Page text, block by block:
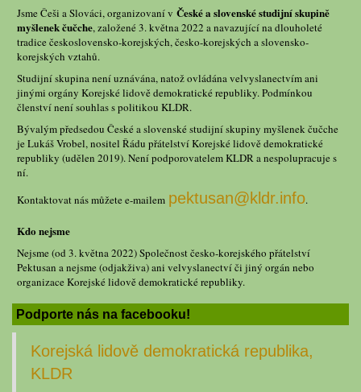
Jsme Češi a Slováci, organizovaní v České a slovenské studijní skupině
myšlenek čučche, založené 3. května 2022 a navazující na dlouholeté
tradice československo-korejských, česko-korejských a slovensko-
korejských vztahů.
Studijní skupina není uznávána, natož ovládána velvyslanectvím ani
jinými orgány Korejské lidově demokratické republiky. Podmínkou
členství není souhlas s politikou KLDR.
Bývalým předsedou České a slovenské studijní skupiny myšlenek čučche
je Lukáš Vrobel, nositel Řádu přátelství Korejské lidově demokratické
republiky (udělen 2019). Není podporovatelem KLDR a nespolupracuje s
ní.
Kontaktovat nás můžete e-mailem pektusan@kldr.info.
Kdo nejsme
Nejsme (od 3. května 2022) Společnost česko-korejského přátelství
Pektusan a nejsme (odjakživa) ani velvyslanectví či jiný orgán nebo
organizace Korejské lidově demokratické republiky.
Podporte nás na facebooku!
Korejská lidově demokratická republika,
KLDR